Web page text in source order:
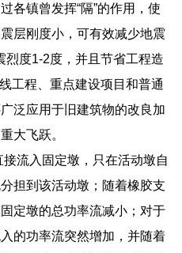
各镇曾发挥“隔”的作用，使
层刚度小，可有效减少地震
烈度1-2度，并且节省工程造
工程、重点建设项目和普通
泛应用于旧建筑物的改良加
大飞跃。
流入固定墩，只在活动墩自
担到该活动墩；随着橡胶支
定墩的总功率流减小；对于
的功率流突然增加，并随着